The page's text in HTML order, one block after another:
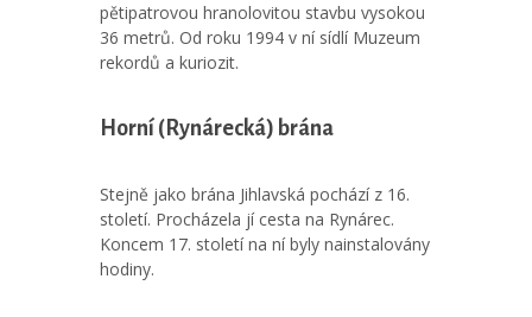
pětipatrovou hranolovitou stavbu vysokou
36 metrů. Od roku 1994 v ní sídlí Muzeum
rekordů a kuriozit.
Horní (Rynárecká) brána
Stejně jako brána Jihlavská pochází z 16.
století. Procházela jí cesta na Rynárec.
Koncem 17. století na ní byly nainstalovány
hodiny.